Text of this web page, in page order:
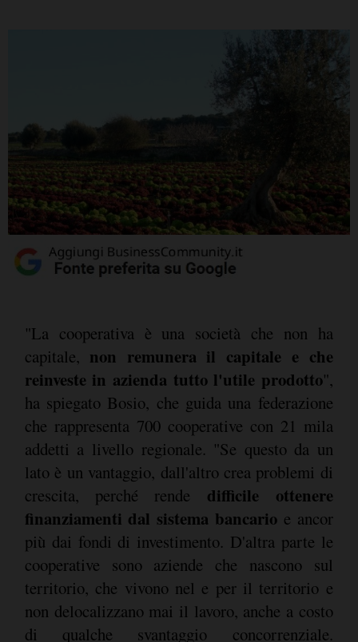
"La cooperativa è una società che non ha
capitale, non remunera il capitale e che
reinveste in azienda tutto l'utile prodotto",
ha spiegato Bosio, che guida una federazione
che rappresenta 700 cooperative con 21 mila
addetti a livello regionale. "Se questo da un
lato è un vantaggio, dall'altro crea problemi di
crescita, perché rende difficile ottenere
finanziamenti dal sistema bancarioe ancor
più dai fondi di investimento. D'altra parte le
cooperative sono aziende che nascono sul
territorio, che vivono nel e per il territorio e
non delocalizzano mai il lavoro, anche a costo
di qualche svantaggio concorrenziale.